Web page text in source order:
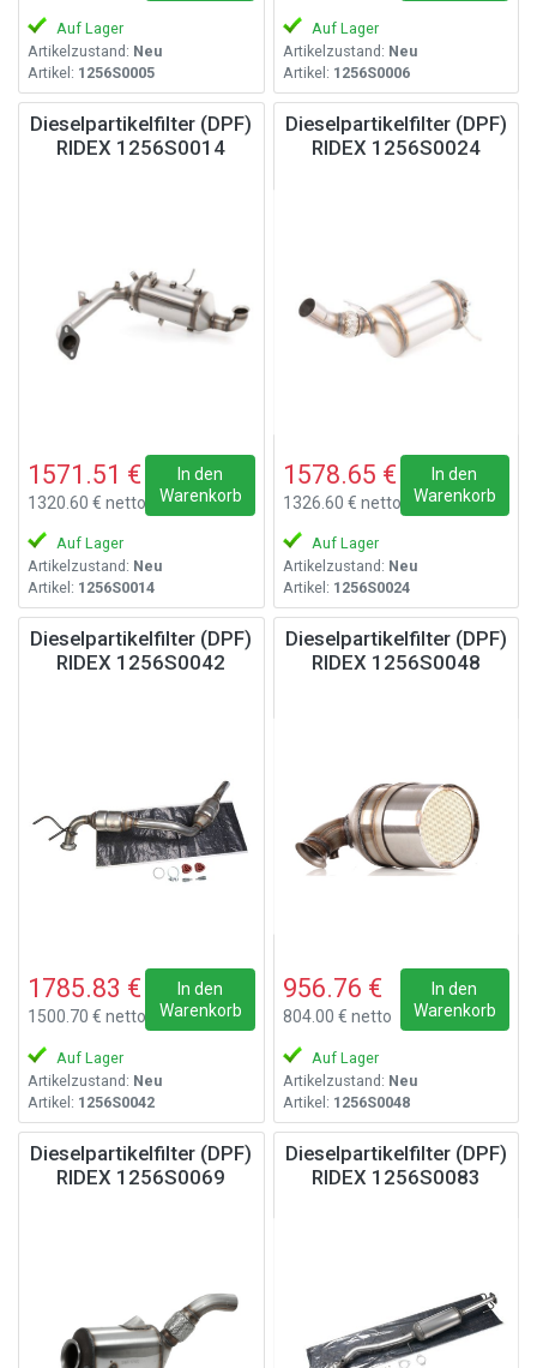
Auf Lager
Artikelzustand: Neu
Artikel: 1256S0005
Auf Lager
Artikelzustand: Neu
Artikel: 1256S0006
Dieselpartikelfilter (DPF)
RIDEX 1256S0014
1571.51 €
1320.60 € netto
In den
Warenkorb
Auf Lager
Artikelzustand: Neu
Artikel: 1256S0014
Dieselpartikelfilter (DPF)
RIDEX 1256S0024
1578.65 €
1326.60 € netto
In den
Warenkorb
Auf Lager
Artikelzustand: Neu
Artikel: 1256S0024
Dieselpartikelfilter (DPF)
RIDEX 1256S0042
1785.83 €
1500.70 € netto
In den
Warenkorb
Auf Lager
Artikelzustand: Neu
Artikel: 1256S0042
Dieselpartikelfilter (DPF)
RIDEX 1256S0048
956.76 €
804.00 € netto
In den
Warenkorb
Auf Lager
Artikelzustand: Neu
Artikel: 1256S0048
Dieselpartikelfilter (DPF)
RIDEX 1256S0069
Dieselpartikelfilter (DPF)
RIDEX 1256S0083